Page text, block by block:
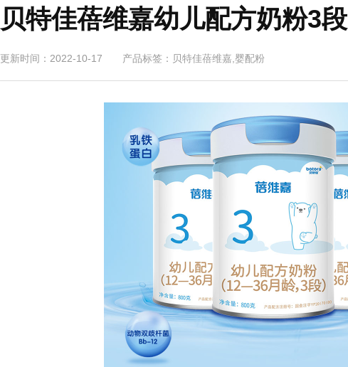
贝特佳蓓维嘉幼儿配方奶粉3段
更新时间：2022-10-17 产品标签：贝特佳蓓维嘉,婴配粉